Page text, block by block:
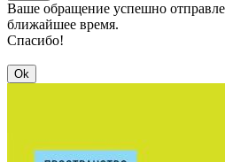
Ваше обращение успешно
ближайшее время.
Спасибо!
Ok